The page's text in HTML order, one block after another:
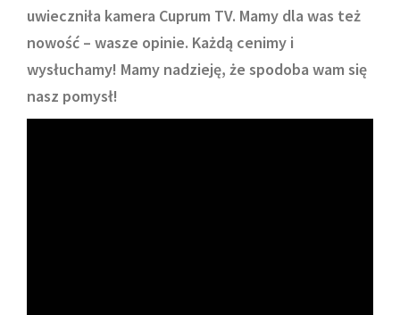
uwieczniła kamera Cuprum TV. Mamy dla was też
nowość – wasze opinie. Każdą cenimy i
wysłuchamy! Mamy nadzieję, że spodoba wam się
nasz pomysł!